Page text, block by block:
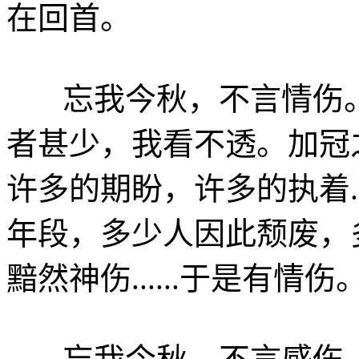
在回首。
忘我今秋，不言情伤
者甚少，我看不透。加
许多的期盼，许多的执
年段，多少人因此颓废
黯然神伤......于是有情伤